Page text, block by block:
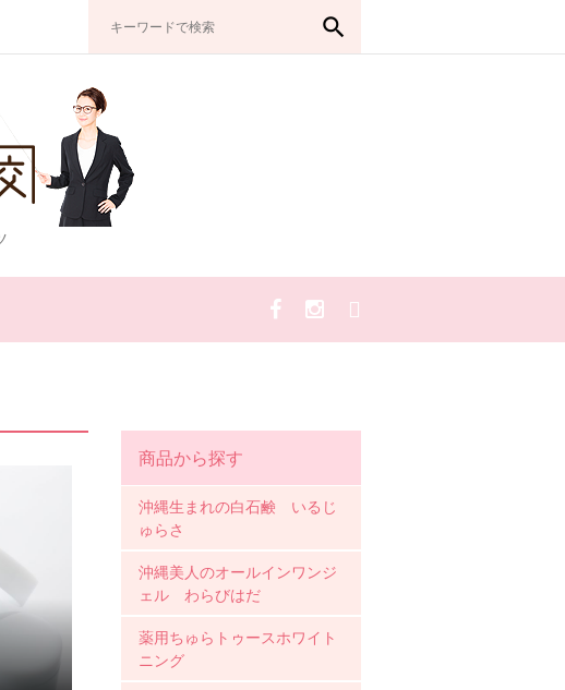
search
商品から探す
沖縄生まれの白石鹸 いるじ
ゅらさ
沖縄美人のオールインワンジ
ェル わらびはだ
薬用ちゅらトゥースホワイト
ニング